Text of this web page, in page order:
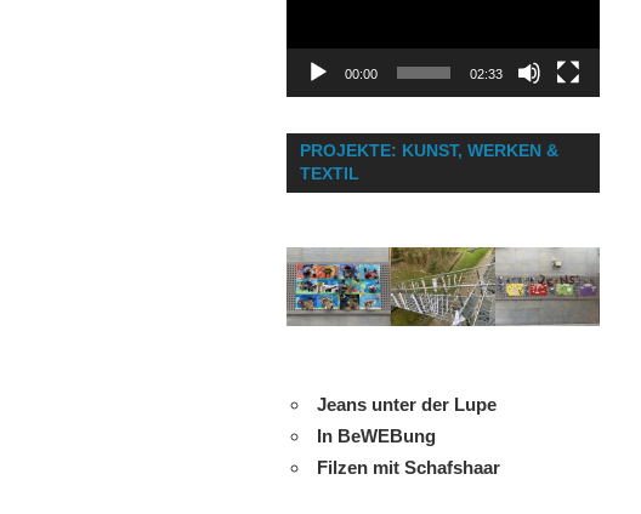
00:00 02:33
PROJEKTE: KUNST, WERKEN &
TEXTIL
Jeans unter der Lupe
In BeWEBung
Filzen mit Schafshaar